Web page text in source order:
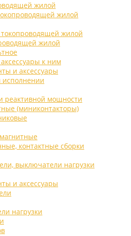
жилой
жилой
жилой
жилой
к ним
и аксессуары
исполнении
реактивной мощности
(миниконтакторы)
контактные сборки
выключатели нагрузки
и аксессуары
нагрузки